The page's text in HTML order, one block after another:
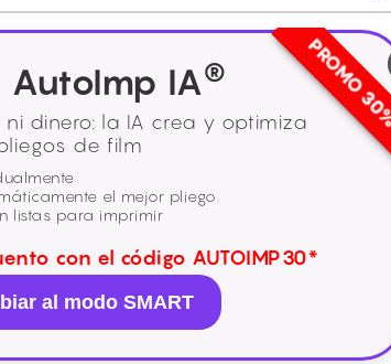
PROMO
AutoImp IA®
dinero: la IA crea y optimiza
de film
el mejor pliego
listas para imprimir
con el código AUTOIMP30*
al modo SMART